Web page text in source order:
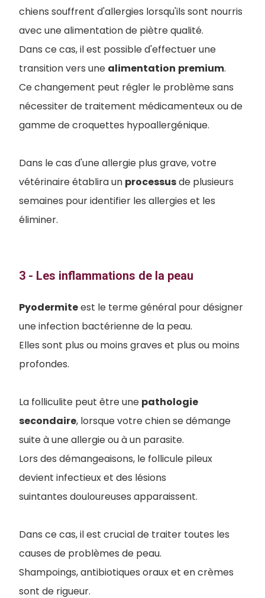
chiens souffrent d'allergies lorsqu'ils sont nourris
avec une alimentation de piètre qualité.
Dans ce cas, il est possible d'effectuer une
transition vers une alimentation premium.
Ce changement peut régler le problème sans
nécessiter de traitement médicamenteux ou de
gamme de croquettes hypoallergénique.
Dans le cas d'une allergie plus grave, votre
vétérinaire établira un processusde plusieurs
semaines pour identifier les allergies et les
éliminer.
3 - Les inflammations de la peau
Pyodermiteest le terme général pour désigner
une infection bactérienne de la peau.
Elles sont plus ou moins graves et plus ou moins
profondes.
La folliculite peut être une pathologie
secondaire, lorsque votre chien se démange
suite à une allergie ou à un parasite.
Lors des démangeaisons, le follicule pileux
devient infectieux et des lésions
suintantes douloureuses apparaissent.
Dans ce cas, il est crucial de traiter toutes les
causes de problèmes de peau.
Shampoings, antibiotiques oraux et en crèmes
sont de rigueur.